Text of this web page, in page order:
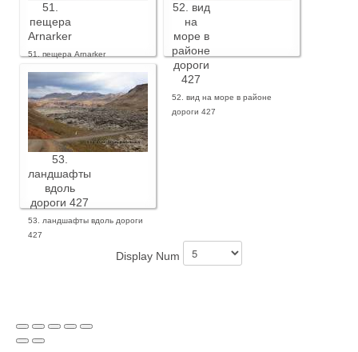
51.
пещера
Arnarker
51. пещера Arnarker
52. вид
на
море в
районе
дороги
427
52. вид на море в районе
дороги 427
53.
ландшафты
вдоль
дороги 427
53. ландшафты вдоль дороги
427
Display Num